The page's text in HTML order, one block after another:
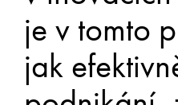
je v tomto
jak